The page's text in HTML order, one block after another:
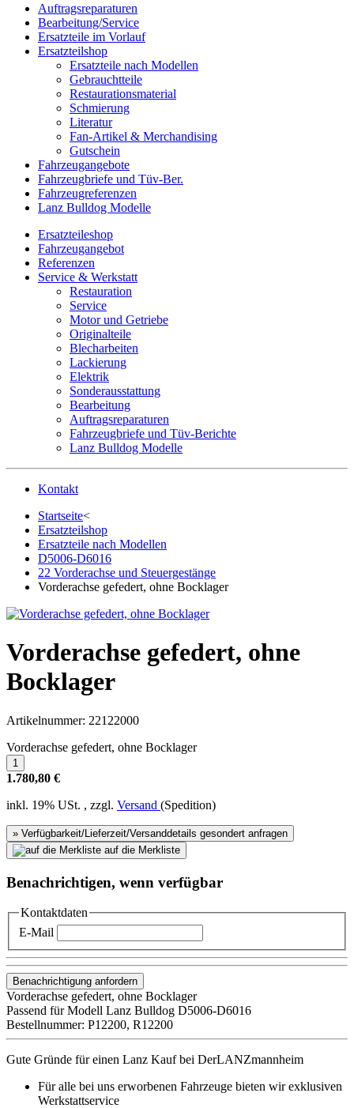
Auftragsreparaturen
Bearbeitung/Service
Ersatzteile im Vorlauf
Ersatzteilshop
Ersatzteile nach Modellen
Gebrauchtteile
Restaurationsmaterial
Schmierung
Literatur
Fan-Artikel & Merchandising
Gutschein
Fahrzeugangebote
Fahrzeugbriefe und Tüv-Ber.
Fahrzeugreferenzen
Lanz Bulldog Modelle
Ersatzteileshop
Fahrzeugangebot
Referenzen
Service & Werkstatt
Restauration
Service
Motor und Getriebe
Originalteile
Blecharbeiten
Lackierung
Elektrik
Sonderausstattung
Bearbeitung
Auftragsreparaturen
Fahrzeugbriefe und Tüv-Berichte
Lanz Bulldog Modelle
Kontakt
Startseite<
Ersatzteilshop
Ersatzteile nach Modellen
D5006-D6016
22 Vorderachse und Steuergestänge
Vorderachse gefedert, ohne Bocklager
Vorderachse gefedert, ohne
Bocklager
Artikelnummer: 22122000
Vorderachse gefedert, ohne Bocklager
1.780,80 €
inkl. 19% USt. , zzgl. Versand (Spedition)
» Verfügbarkeit/Lieferzeit/Versanddetails gesondert anfragen
auf die Merkliste
Benachrichtigen, wenn verfügbar
Kontaktdaten
E-Mail
Benachrichtigung anfordern
Vorderachse gefedert, ohne Bocklager
Passend für Modell Lanz Bulldog D5006-D6016
Bestellnummer: P12200, R12200
Gute Gründe für einen Lanz Kauf bei DerLANZmannheim
Für alle bei uns erworbenen Fahrzeuge bieten wir exklusiven
Werkstattservice